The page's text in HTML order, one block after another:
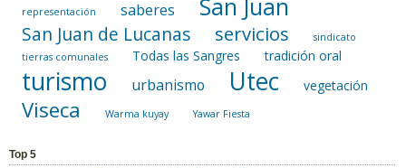
representación saberes
San Juan de Lucanas servicios
sindicato
tierras comunales
Todas las Sangres tradición oral
turismo urbanismo Utec vegetación
Viseca Warma kuyay Yawar Fiesta
Top 5